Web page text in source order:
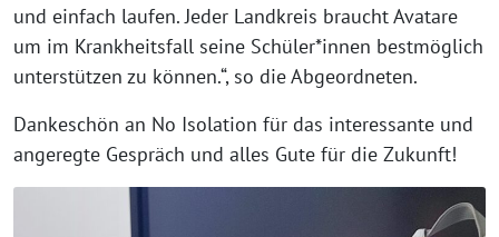
und einfach laufen. Jeder Landkreis braucht Avatare
um im Krankheitsfall seine Schüler*innen bestmöglich
unterstützen zu können.“, so die Abgeordneten.
Dankeschön an No Isolation für das interessante und
angeregte Gespräch und alles Gute für die Zukunft!